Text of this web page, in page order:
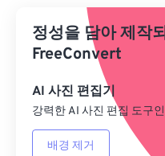
사전 설정에서 적
사전 설정으로 저
정성을 담아 제작
FreeConvert
AI 사진 편집기
강력한 AI 사진 편집 도구
배경 제거